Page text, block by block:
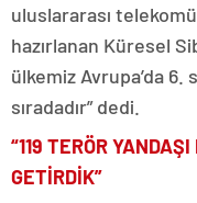
uluslararası
hazırlanan Küresel
ülkemiz Avrupa’da 6.
sıradadır” dedi.
“119 TERÖR
GETİRDİK”